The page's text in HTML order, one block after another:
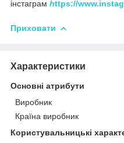
інстаграм https://
Приховати
Характеристики
Основні атрибути
Виробник
Країна виробник
Користувальницькі